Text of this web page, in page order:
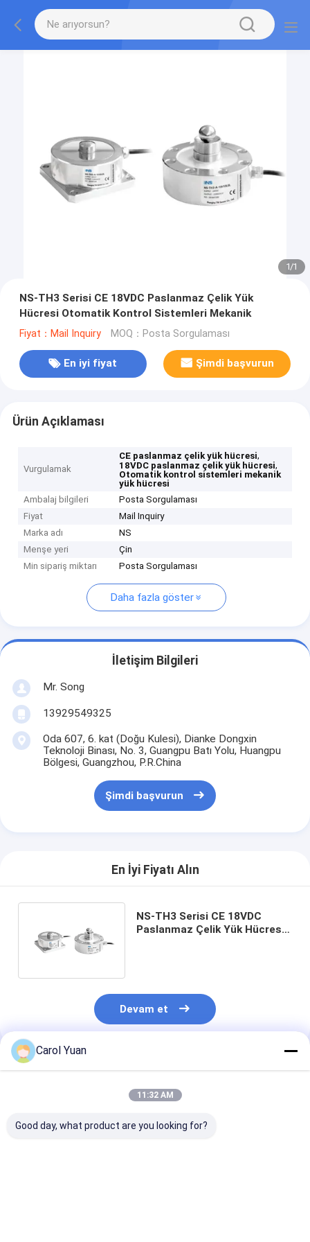
1/1
NS-TH3 Serisi CE 18VDC Paslanmaz Çelik Yük
Hücresi Otomatik Kontrol Sistemleri Mekanik
Fiyat：Mail Inquiry MOQ：Posta Sorgulaması
En iyi fiyat Şimdi başvurun
Ürün Açıklaması
Vurgulamak
CE paslanmaz çelik yük hücresi,
18VDC paslanmaz çelik yük hücresi,
Otomatik kontrol sistemleri mekanik
yük hücresi
Ambalaj bilgileri
Posta Sorgulaması
Fiyat
Mail Inquiry
Marka adı
NS
Menşe yeri
Çin
Min sipariş miktarı
Posta Sorgulaması
Daha fazla göster
İletişim Bilgileri
Mr. Song
13929549325
Oda 607, 6. kat (Doğu Kulesi), Dianke Dongxin
Teknoloji Binası, No. 3, Guangpu Batı Yolu, Huangpu
Bölgesi, Guangzhou, P.R.China
Şimdi başvurun
En İyi Fiyatı Alın
NS-TH3 Serisi CE 18VDC
Paslanmaz Çelik Yük Hücresi
Devam et
Önerilen Ürünler
Carol Yuan
11:32 AM
Good day, what product are you looking for?